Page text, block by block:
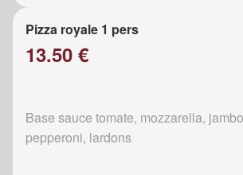
Pizza royale 1 pers
13.50 €
Base sauce tomate, mozzarella,
pepperoni, lardons